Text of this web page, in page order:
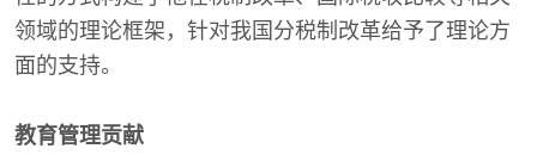
领域的理论框架，针对我国分税制改革给予了理论方
面的支持。
教育管理贡献